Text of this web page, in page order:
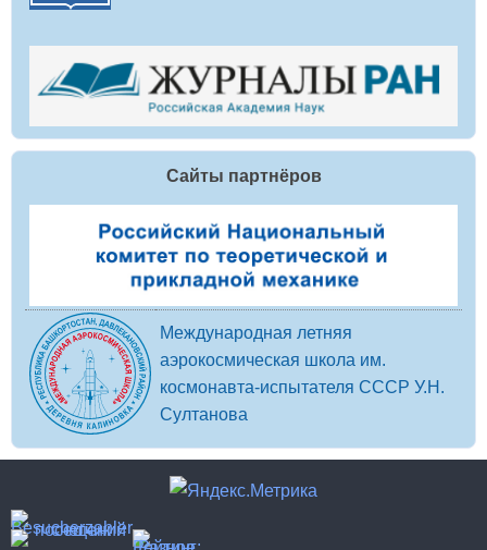
Сайты партнёров
Международная летняя
аэрокосмическая школа им.
космонавта-испытателя СССР У.Н.
Султанова